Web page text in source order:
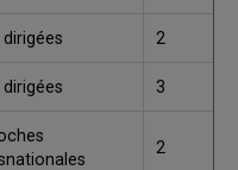
dirigées 2
dirigées 3
2